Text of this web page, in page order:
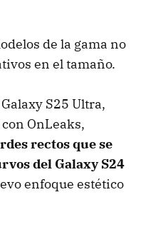
de la gama no
en el tamaño.
S25 Ultra,
OnLeaks,
rectos que se
del Galaxy S24
enfoque estético